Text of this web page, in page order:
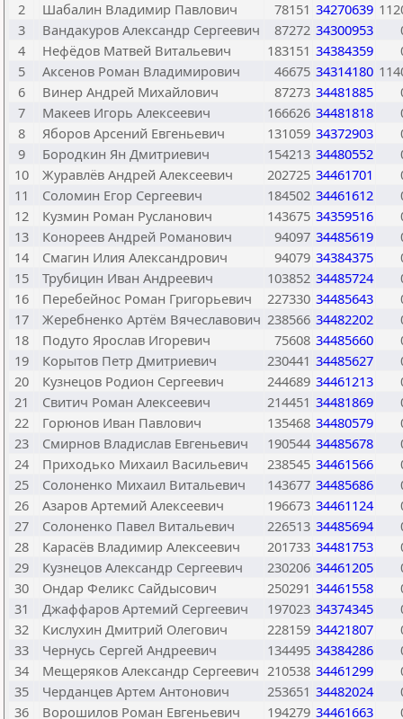
2
Шабалин Владимир Павлович 78151 34270639
3
Вандакуров Александр Сергеевич 87272 34300953
4
Нефёдов Матвей Витальевич 183151 34384359
5
Аксенов Роман Владимирович 46675 34314180
6
Винер Андрей Михайлович 87273 34481885
7
Макеев Игорь Алексеевич 166626 34481818
8
Яборов Арсений Евгеньевич 131059 34372903
9
Бородкин Ян Дмитриевич 154213 34480552
10
Журавлёв Андрей Алексеевич 202725 34461701
11
Соломин Егор Сергеевич 184502 34461612
12
Кузмин Роман Русланович 143675 34359516
13
Конореев Андрей Романович 94097 34485619
14
Смагин Илия Александрович 94079 34384375
15
Трубицин Иван Андреевич 103852 34485724
16
Перебейнос Роман Григорьевич 227330 34485643
17
Жеребненко Артём Вячеславович 238566 34482202
18
Подуто Ярослав Игоревич 75608 34485660
19
Корытов Петр Дмитриевич 230441 34485627
20
Кузнецов Родион Сергеевич 244689 34461213
21
Свитич Роман Алексеевич 214451 34481869
22
Горюнов Иван Павлович 135468 34480579
23
Смирнов Владислав Евгеньевич 190544 34485678
24
Приходько Михаил Васильевич 238545 34461566
25
Солоненко Михаил Витальевич 143677 34485686
26
Азаров Артемий Алексеевич 196673 34461124
27
Солоненко Павел Витальевич 226513 34485694
28
Карасёв Владимир Алексеевич 201733 34481753
29
Кузнецов Александр Сергеевич 230206 34461205
30
Ондар Феликс Сайдысович 250291 34461558
31
Джаффаров Артемий Сергеевич 197023 34374345
32
Кислухин Дмитрий Олегович 228159 34421807
33
Чернусь Сергей Андреевич 134495 34384286
34
Мещеряков Александр Сергеевич 210538 34461299
35
Черданцев Артем Антонович 253651 34482024
36
Ворошилов Роман Евгеньевич 194279 34461663